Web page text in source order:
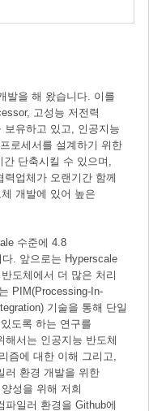
발을 해 왔습니다. 이를
고성능 저전력
보유하고 있고, 인공지능
로세서를 설계하기 위한
단축시킬 수 있으며,
업체가 오랜기간 함께
개발에 있어 높은
수준에 4.8
. 앞으로는 Hyperscale
도체에서 더 많은 처리
PIM(Processing-In-
기술을 통해 단일
도록 하는 연구를
해서는 인공지능 반도체
즘에 대한 이해 그리고,
러 환경 개발을 위한
성을 위해 저희
파일러 환경을 Github에